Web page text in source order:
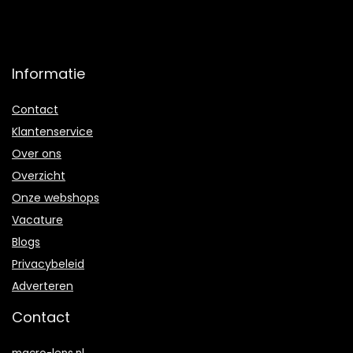
Informatie
Contact
Klantenservice
Over ons
Overzicht
Onze webshops
Vacature
Blogs
Privacybeleid
Adverteren
Contact